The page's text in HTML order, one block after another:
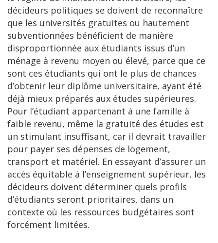
décideurs politiques se doivent de reconnaître
que les universités gratuites ou hautement
subventionnées bénéficient de manière
disproportionnée aux étudiants issus d’un
ménage à revenu moyen ou élevé, parce que ce
sont ces étudiants qui ont le plus de chances
d’obtenir leur diplôme universitaire, ayant été
déjà mieux préparés aux études supérieures.
Pour l’étudiant appartenant à une famille à
faible revenu, même la gratuité des études est
un stimulant insuffisant, car il devrait travailler
pour payer ses dépenses de logement,
transport et matériel. En essayant d’assurer un
accès équitable à l’enseignement supérieur, les
décideurs doivent déterminer quels profils
d’étudiants seront prioritaires, dans un
contexte où les ressources budgétaires sont
forcément limitées.